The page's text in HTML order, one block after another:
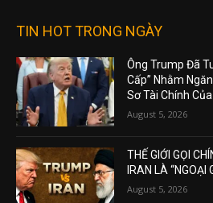
TIN HOT TRONG NGÀY
Ông Trump Đã
Cấp” Nhằm
Sơ Tài Chính
August 5, 2026
THẾ GIỚI GỌI
IRAN LÀ “NGOẠI
August 5, 2026